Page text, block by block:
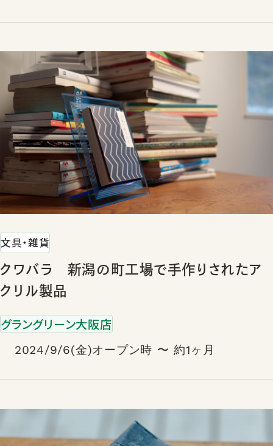
文具・雑貨
クワバラ 新潟の町工場で手作りされたア
クリル製品
グラングリーン大阪店
2024/9/6(金)オープン時 〜 約1ヶ月